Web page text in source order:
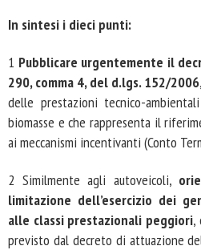
In sintesi i dieci punti:
1 Pubblicare urgentemente il
290, comma 4, del d.lgs. 152/2006
delle prestazioni tecnico-
biomasse e che rappresenta il
ai meccanismi incentivanti (Conto
2 Similmente agli autoveicoli,
limitazione dell’esercizio dei
alle classi prestazionali peggiori,
previsto dal decreto di attuazione